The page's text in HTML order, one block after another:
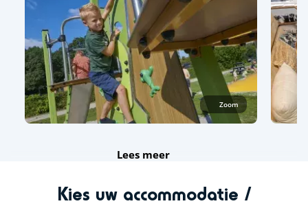
Zoom
Lees meer
Kies uw accommodatie /